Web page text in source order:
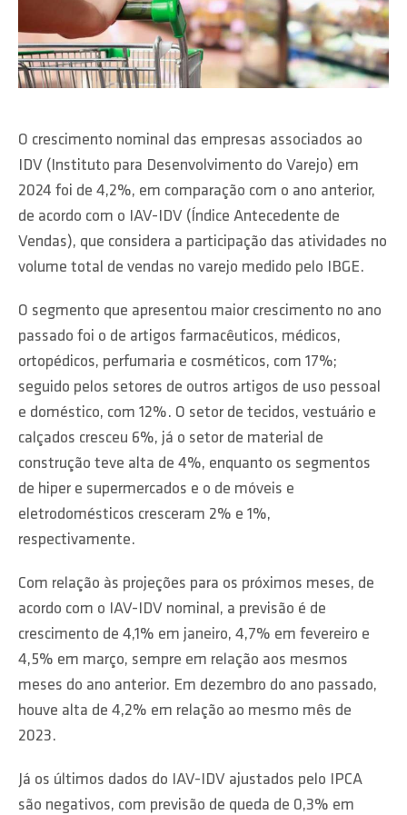
O crescimento nominal das empresas associados ao
IDV (Instituto para Desenvolvimento do Varejo) em
2024 foi de 4,2%, em comparação com o ano anterior,
de acordo com o IAV-IDV (Índice Antecedente de
Vendas), que considera a participação das atividades no
volume total de vendas no varejo medido pelo IBGE.
O segmento que apresentou maior crescimento no ano
passado foi o de artigos farmacêuticos, médicos,
ortopédicos, perfumaria e cosméticos, com 17%;
seguido pelos setores de outros artigos de uso pessoal
e doméstico, com 12%. O setor de tecidos, vestuário e
calçados cresceu 6%, já o setor de material de
construção teve alta de 4%, enquanto os segmentos
de hiper e supermercados e o de móveis e
eletrodomésticos cresceram 2% e 1%,
respectivamente.
Com relação às projeções para os próximos meses, de
acordo com o IAV-IDV nominal, a previsão é de
crescimento de 4,1% em janeiro, 4,7% em fevereiro e
4,5% em março, sempre em relação aos mesmos
meses do ano anterior. Em dezembro do ano passado,
houve alta de 4,2% em relação ao mesmo mês de
2023.
Já os últimos dados do IAV-IDV ajustados pelo IPCA
são negativos, com previsão de queda de 0,3% em